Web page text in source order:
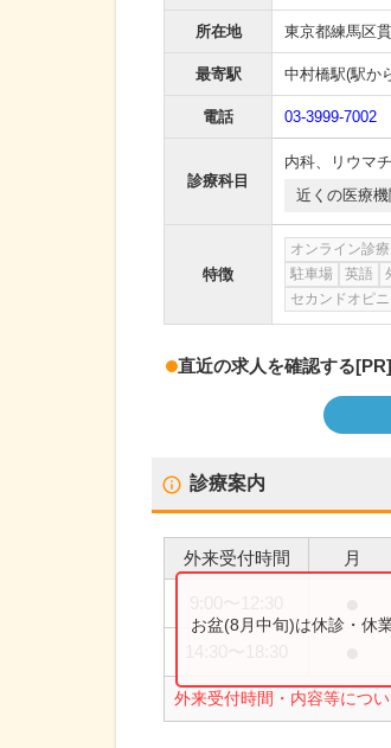
所在地 東京都練馬区
最寄駅 中村橋駅(駅か
電話 03-3999-7002
診療科目
内科、 リウマ
近くの医療
特徴
オンライン診療
駐車場
英語
セカンドオピ
直近の求人を確認する[PR]
診療案内
外来受付時間 月
外来受付時間・内容等につ
お盆(8月中旬)は休診・休